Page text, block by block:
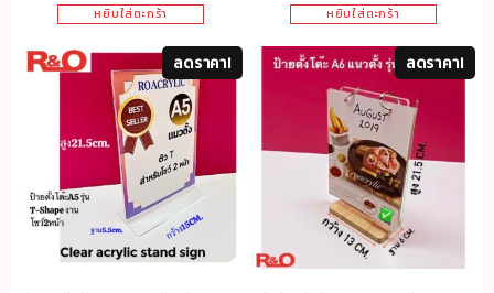
หน้า ขนาด 31×22 cm.
was:
฿299.00.
is:
฿220.00.
หยิบใส่ตะกร้า
หน้า ขนาด 22×30 cm.
was:
฿299.00.
is:
฿220.00.
หยิบใส่ตะกร้า
ลดราคา! ลดราคา!